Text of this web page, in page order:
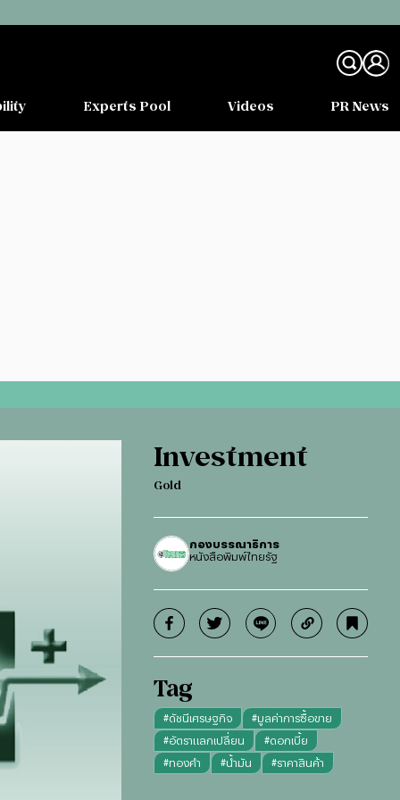
Experts Pool Videos PR News
Investment
Gold
กองบรรณาธิการ
หนังสือพิมพ์ไทยรัฐ
Tag
#ดัชนีเศรษฐกิจ #มูลค่าการซื้อขาย
#อัตราแลกเปลี่ยน #ดอกเบี้ย
#ทองคำ #น้ำมัน #ราคาสินค้า